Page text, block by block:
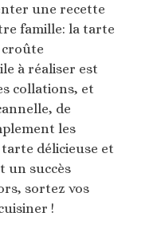
une recette
famille: la tarte
croûte
à réaliser est
collations, et
de
les
délicieuse et
un succès
sortez vos
!